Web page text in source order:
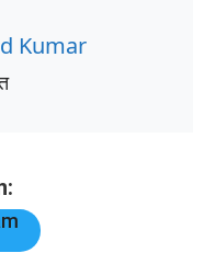
Kumar